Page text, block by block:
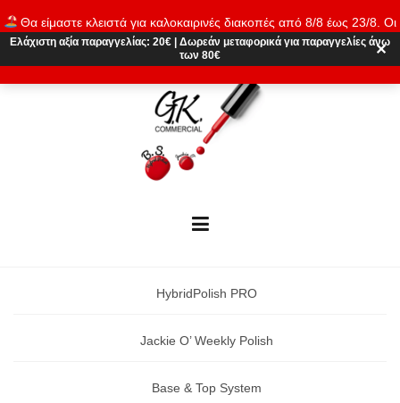
Θα είμαστε κλειστά για καλοκαιρινές διακοπές από 8/8 έως 23/8. Οι
παραγγελίες θα εκτελούνται ξανά από 24/8. Καλό καλοκαίρι!
Απόρριψη
to
content
Ελάχιστη αξία παραγγελίας: 20€ Δωρεάν μεταφορικά για παραγγελίες άνω
των 80€
✕
HybridPolish PRO
Jackie O’ Weekly Polish
Base & Top System